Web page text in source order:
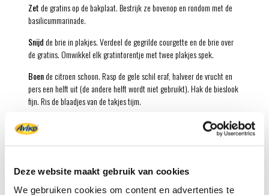
Deze website maakt gebruik van cookies
We gebruiken cookies om content en advertenties te
Zetde gratins op de bakplaat. Bestrijk ze bovenop en rondom met de
basilicummarinade.
Snijdde brie in plakjes. Verdeel de gegrilde courgette en de brie over
de gratins. Omwikkel elk gratintorentje met twee plakjes spek.
Boende citroen schoon. Rasp de gele schil eraf, halveer de vrucht en
pers een helft uit (de andere helft wordt niet gebruikt). Hak de bieslook
fijn. Ris de blaadjes van de takjes tijm.
Roer
de ontdooide puree glad met 2 eetlepels citroensap. Schep er de
citroenrasp, bieslook en tijm door.
inkeping voorzichtig de zaadlijsten. Vul de paprika’s met de